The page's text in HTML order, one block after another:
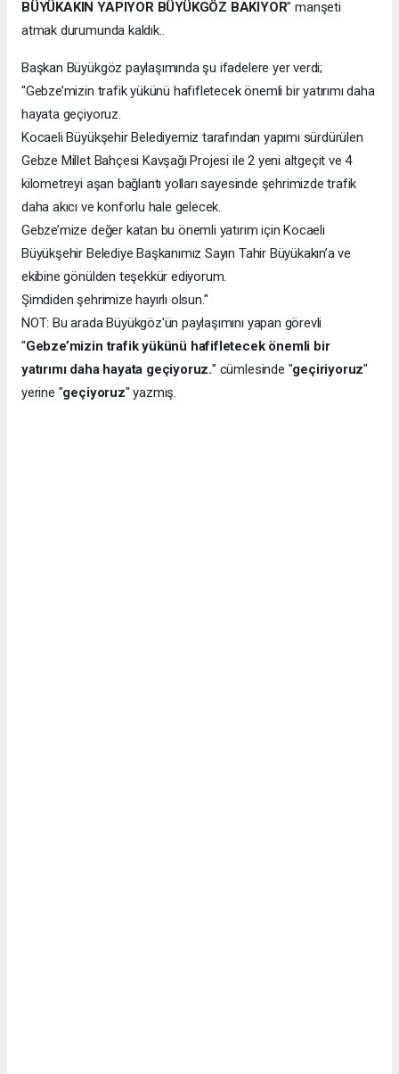
BÜYÜKAKIN YAPIYOR BÜYÜKGÖZ BAKIYOR" manşeti
atmak durumunda kaldık..
Başkan Büyükgöz paylaşımında şu ifadelere yer verdi;
"Gebze’mizin trafik yükünü hafifletecek önemli bir yatırımı daha
hayata geçiyoruz.
Kocaeli Büyükşehir Belediyemiz tarafından yapımı sürdürülen
Gebze Millet Bahçesi Kavşağı Projesi ile 2 yeni altgeçit ve 4
kilometreyi aşan bağlantı yolları sayesinde şehrimizde trafik
daha akıcı ve konforlu hale gelecek.
Gebze’mize değer katan bu önemli yatırım için Kocaeli
Büyükşehir Belediye Başkanımız Sayın Tahir Büyükakın’a ve
ekibine gönülden teşekkür ediyorum.
Şimdiden şehrimize hayırlı olsun."
NOT: Bu arada Büyükgöz'ün paylaşımını yapan görevli
"Gebze’mizin trafik yükünü hafifletecek önemli bir
yatırımı daha hayata geçiyoruz." cümlesinde "geçiriyoruz"
yerine "geçiyoruz" yazmış.